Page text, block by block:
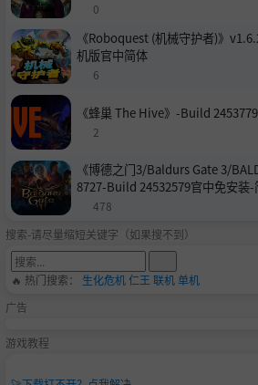
0
《Roboquest (机械守护者)》
机版官中简体
6
《蜂巢 The Hive》-Build
2
《博德之门3/Baldurs Gate 3/
8727-Build 24532579官中免安装-
478
搜索-请尽量缩短关键字（如果搜不到）
🔥 热门搜索： 生化危机仁王 联机单机
广告
游戏教程